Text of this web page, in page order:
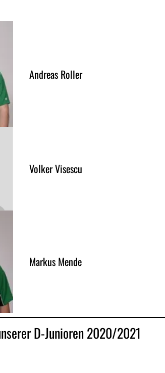
Andreas Roller
Volker Visescu
Markus Mende
D-Junioren 2020/2021